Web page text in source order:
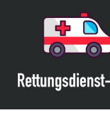
Leitlinie
Diagnostik“ der GPR
Leitlinie „Erbrechen im
Diagnostik“ der GPR
Leitlinie
Diagnostik“ der GPR